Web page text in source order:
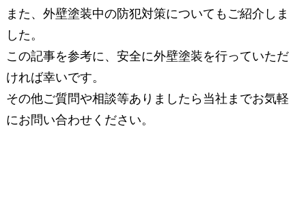
また、外壁塗装中の防犯対策についてもご紹介しま
した。
この記事を参考に、安全に外壁塗装を行っていただ
ければ幸いです。
その他ご質問や相談等ありましたら当社までお気軽
にお問い合わせください。